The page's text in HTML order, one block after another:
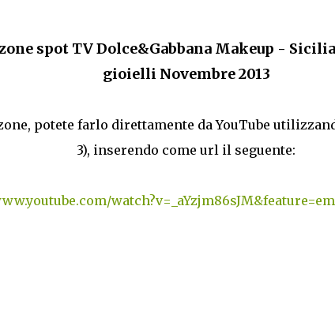
spot TV Dolce&Gabbana Makeup -
gioielli Novembre 2013
potete farlo direttamente da YouTube
3), inserendo come url il seguente: